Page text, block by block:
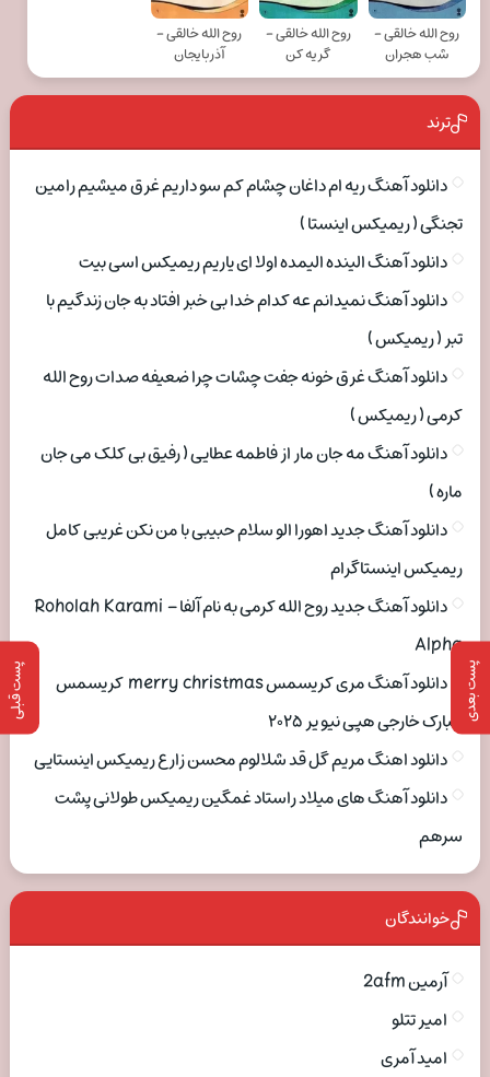
پست بعدی پست قبلی
روح الله خالقی -
شب هجران
روح الله خالقی -
گریه کن
روح الله خالقی -
آذربایجان
ترند
دانلود آهنگ ریه ام داغان چشام کم سو داریم غرق میشیم رامین
تجنگی ( ریمیکس اینستا )
دانلود آهنگ الینده الیمده اولا ای یاریم ریمیکس اسی بیت
دانلود آهنگ نمیدانم عه کدام خدا بی خبر افتاد به جان زندگیم با
تبر ( ریمیکس )
دانلود آهنگ غرق خونه جفت چشات چرا ضعیفه صدات روح الله
کرمی ( ریمیکس )
دانلود آهنگ مه جان مار از فاطمه عطایی ( رفیق بی کلک می جان
ماره )
دانلود آهنگ جدید اهورا الو سلام حبیبی با من نکن غریبی کامل
ریمیکس اینستاگرام
دانلود آهنگ جدید روح الله کرمی به نام آلفا Roholah Karami –
Alpha
دانلود آهنگ مری کریسمس merry christmas کریسمس
مبارک خارجی هپی نیو یر ۲۰۲۵
دانلود اهنگ مریم گل قد شلالوم محسن زارع ریمیکس اینستایی
دانلود آهنگ های میلاد راستاد غمگین ریمیکس طولانی پشت
سرهم
خوانندگان
آرمین 2afm
امیر تتلو
امید آمری